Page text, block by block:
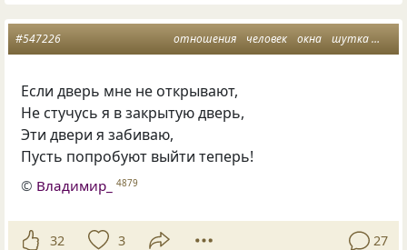
отношения человек окна шутка
#547226
Если дверь мне не открывают,
Не стучусь я в закрытую дверь,
Эти двери я забиваю,
Пусть попробуют выйти теперь!
© Владимир_ 4879
32 3 27